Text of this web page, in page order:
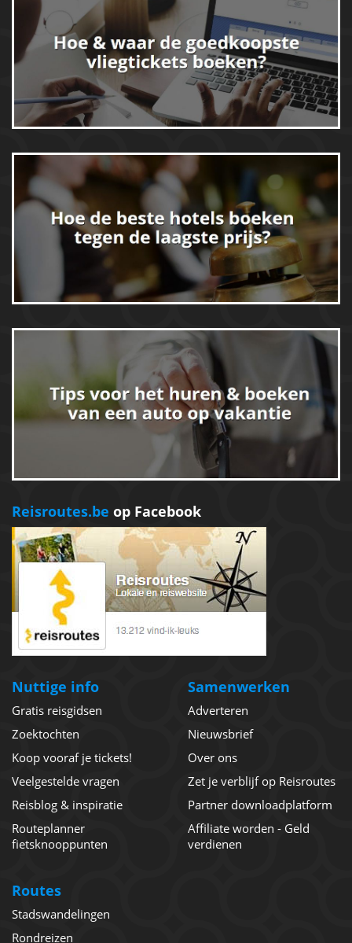
Reisroutes.be op Facebook
Nuttige info
Gratis reisgidsen
Zoektochten
Koop vooraf je tickets!
Veelgestelde vragen
Reisblog & inspiratie
Routeplanner
fietsknooppunten
Samenwerken
Adverteren
Nieuwsbrief
Over ons
Zet je verblijf op Reisroutes
Partner downloadplatform
Affiliate worden - Geld
verdienen
Routes
Stadswandelingen
Rondreizen